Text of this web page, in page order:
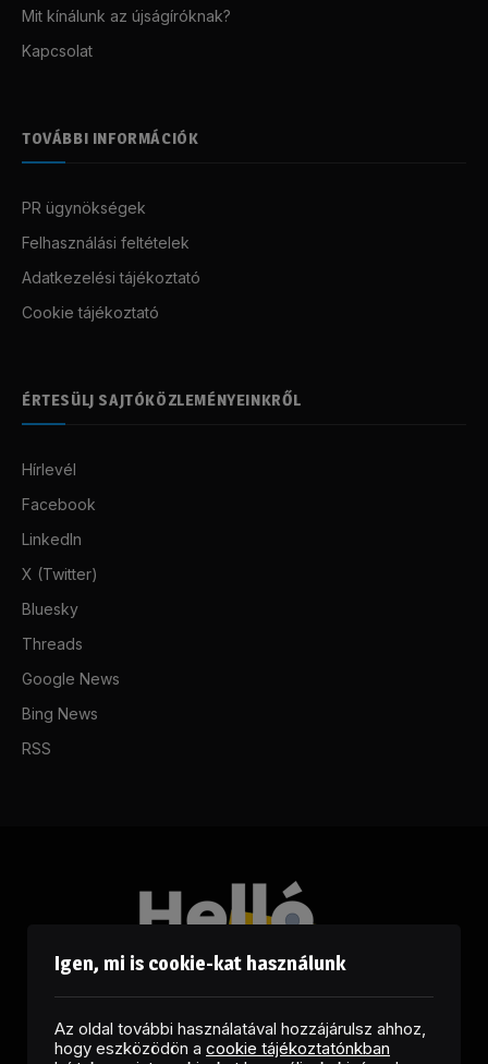
Mit kínálunk az újságíróknak?
Kapcsolat
TOVÁBBI INFORMÁCIÓK
PR ügynökségek
Felhasználási feltételek
Adatkezelési tájékoztató
Cookie tájékoztató
ÉRTESÜLJ SAJTÓKÖZLEMÉNYEINKRŐL
Hírlevél
Facebook
LinkedIn
X (Twitter)
Bluesky
Threads
Google News
Bing News
RSS
Igen, mi is cookie-kat használunk
Az oldal további használatával hozzájárulsz ahhoz,
hogy eszközödön a cookie tájékoztatónkban